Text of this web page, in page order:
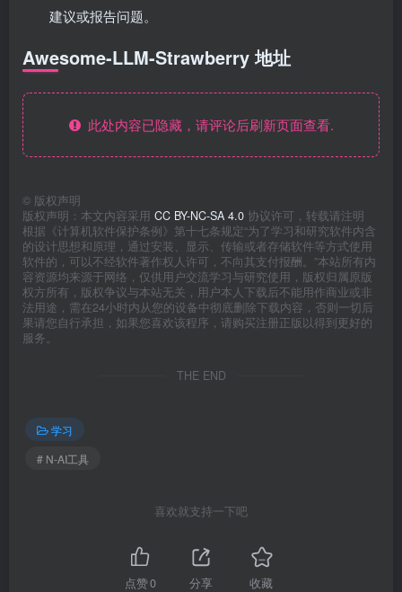
建议或报告问题。
Awesome-LLM-Strawberry 地址
此处内容已隐藏，请评论后刷新页面查看.
© 版权声明
版权声明：本文内容采用 CC BY-NC-SA 4.0 协议许可，转载请注明
根据《计算机软件保护条例》第十七条规定“为了学习和研究软件内含
的设计思想和原理，通过安装、显示、传输或者存储软件等方式使用
软件的，可以不经软件著作权人许可，不向其支付报酬。”本站所有内
容资源均来源于网络，仅供用户交流学习与研究使用，版权归属原版
权方所有，版权争议与本站无关，用户本人下载后不能用作商业或非
法用途，需在24小时内从您的设备中彻底删除下载内容，否则一切后
果请您自行承担，如果您喜欢该程序，请购买注册正版以得到更好的
服务。
THE END
学习
# N-AI工具
喜欢就支持一下吧
点赞0 分享 收藏